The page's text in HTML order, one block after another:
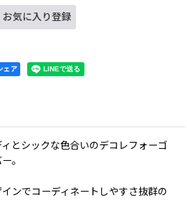
お気に入り登録
ェア
とシックな色合いのデコレフォーゴ
。
ンでコーディネートしやすさ抜群の